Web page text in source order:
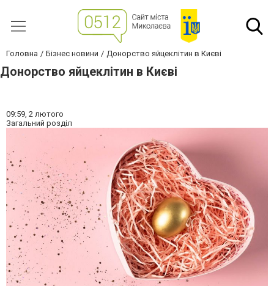
Головна Бізнес новини Донорство яйцеклітин в Києві
Донорство яйцеклітин в Києві
09:59, 2 лютого
Загальний розділ